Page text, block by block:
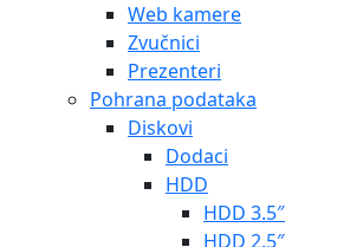
Web kamere
Zvučnici
Prezenteri
Pohrana podataka
Diskovi
Dodaci
HDD
HDD 3.5″
HDD 2.5″